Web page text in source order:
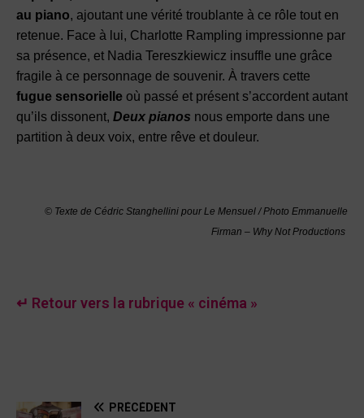
au piano, ajoutant une vérité troublante à ce rôle tout en
retenue. Face à lui, Charlotte Rampling impressionne par
sa présence, et Nadia Tereszkiewicz insuffle une grâce
fragile à ce personnage de souvenir. À travers cette
fugue sensorielle où passé et présent s’accordent autant
qu’ils dissonent, Deux pianos nous emporte dans une
partition à deux voix, entre rêve et douleur.
© Texte de Cédric Stanghellini pour Le Mensuel / Photo Emmanuelle
Firman – Why Not Productions
↵ Retour vers la rubrique « cinéma »
PRÉCÉDENT